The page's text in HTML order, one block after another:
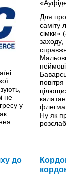
не
у
Для
саміту
сімки»
Ну як
до